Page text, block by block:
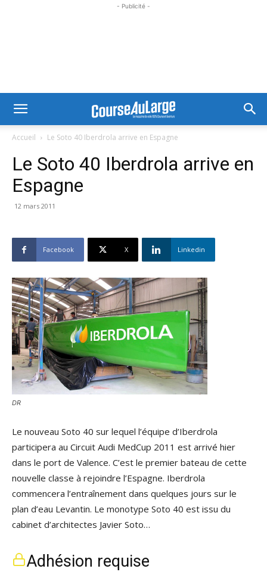
- Publicité -
Accueil Le Soto 40 Iberdrola arrive en Espagne
Le Soto 40 Iberdrola arrive en
Espagne
12 mars 2011
Facebook X Linkedin
DR
Le nouveau Soto 40 sur lequel l’équipe d’Iberdrola
participera au Circuit Audi MedCup 2011 est arrivé hier
dans le port de Valence. C’est le premier bateau de cette
nouvelle classe à rejoindre l’Espagne. Iberdrola
commencera l’entraînement dans quelques jours sur le
plan d’eau Levantin. Le monotype Soto 40 est issu du
cabinet d’architectes Javier Soto…
Adhésion requise